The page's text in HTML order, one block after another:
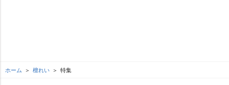
ホーム 檀れい 特集